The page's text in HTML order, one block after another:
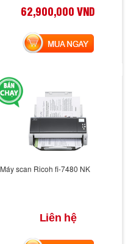
62,900,000 VND
MUA NGAY
Máy scan Ricoh fi-7480 NK
Liên hệ